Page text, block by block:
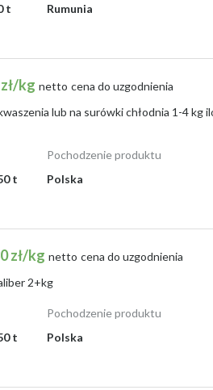
t
Rumunia
kg netto cena do uzgodnienia
lub na surówki chłodnia 1-4 kg
t
Pochodzenie produktu
Polska
zł/kg netto cena do uzgodnienia
2+kg
t
Pochodzenie produktu
Polska